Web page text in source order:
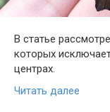
В статье
которых
центрах.
Читать далее